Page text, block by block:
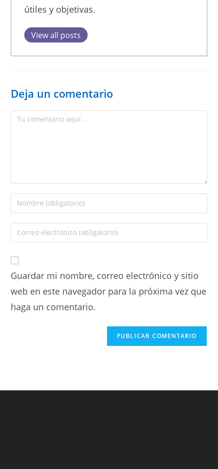
útiles y objetivas.
View all posts
Deja un comentario
Guardar mi nombre, correo electrónico y sitio
web en este navegador para la próxima vez que
haga un comentario.